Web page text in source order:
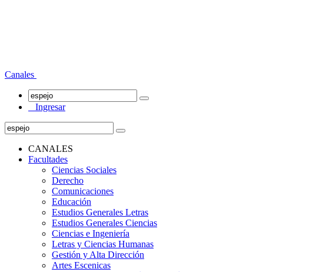
Canales
Ingresar
CANALES
Facultades
Ciencias Sociales
Derecho
Comunicaciones
Educación
Estudios Generales Letras
Estudios Generales Ciencias
Ciencias e Ingeniería
Letras y Ciencias Humanas
Gestión y Alta Dirección
Artes Escenicas